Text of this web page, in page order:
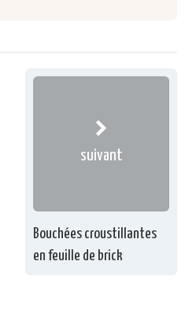
suivant
Bouchées croustillantes
en feuille de brick